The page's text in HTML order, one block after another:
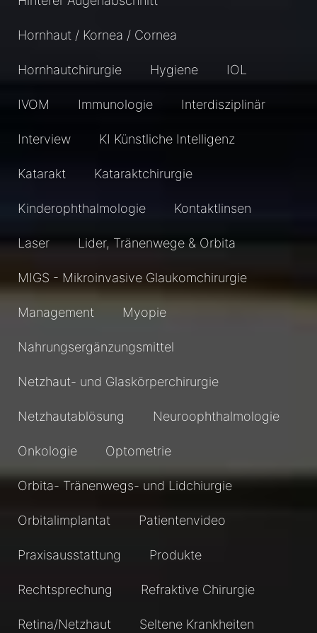
Hornhaut / Kornea / Cornea
Hornhautchirurgie Hygiene IOL
IVOM Immunologie Interdisziplinär
Interview KI Künstliche Intelligenz
Katarakt Kataraktchirurgie
Kinderophthalmologie Kontaktlinsen
Laser Lider, Tränenwege & Orbita
MIGS - Mikroinvasive Glaukomchirurgie
Management Myopie
Nahrungsergänzungsmittel
Netzhaut- und Glaskörperchirurgie
Netzhautablösung Neuroophthalmologie
Onkologie Optometrie
Orbita- Tränenwegs- und Lidchiurgie
Orbitalimplantat Patientenvideo
Praxisausstattung Produkte
Rechtsprechung Refraktive Chirurgie
Retina/Netzhaut Seltene Krankheiten